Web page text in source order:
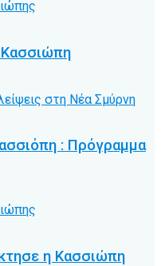
Κασσιώπη
: Πρόγραμμα
η Κασσιώπη